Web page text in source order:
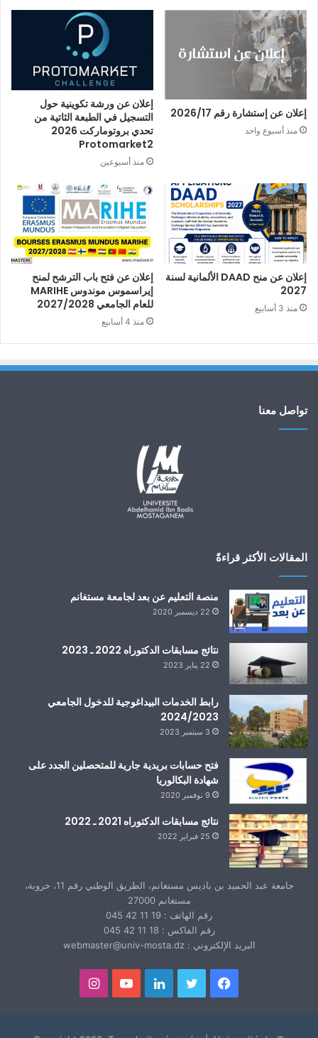
إعلان عن إستشارة رقم 2026/17
منذ أسبوع واحد
إعلان عن ورشة تكوينية حول
التسجيل في الطبعة الثاتية من
تحدي بروتوماركت 2026
Protomarket2
منذ أسبوعين
إعلان عن منح DAAD الألمانية لسنة
2027
منذ 3 أسابيع
إعلان عن فتح باب الترشح لمنح
إيراسموس موندوس MARIHE
للعام الجامعي 2027/2028
منذ 4 أسابيع
تواصل معنا
المقالات الأكثر قراءةً
منصة التعليم عن بعد لجامعة مستغانم
22 ديسمبر 2020
نتائج مسابقات الدكتوراه 2022 ـ 2023
22 يناير 2023
رابط الخدمات البيداغوجية للدخول الجامعي
2024/2023
3 سبتمبر 2023
فتح حسابات بريدية جارية للمتحصلين الجدد على
شهادة البكالوريا
9 نوفمبر 2020
نتائج مسابقات الدكتوراه 2021 ـ 2022
25 فبراير 2022
جامعة عبد الحميد بن باديس مستغانم، الطريق الوطني رقم 11، خروبة،
مستغانم 27000
رقم الهاتف : 19 11 42 045
رقم الفاكس : 18 11 42 045
البريد الإلكتروني : webmaster@univ-mosta.dz
فيسبوك تويتر لينكدإنيوتيوبانستقرام